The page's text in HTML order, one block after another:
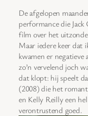
De afgelopen
performance die
film over het
Maar iedere keer dat
kwamen er negatieve
zo’n vervelend joch
dat klopt: hij speelt
(2008) die het
en Kelly Reilly een
verontrustend goed.